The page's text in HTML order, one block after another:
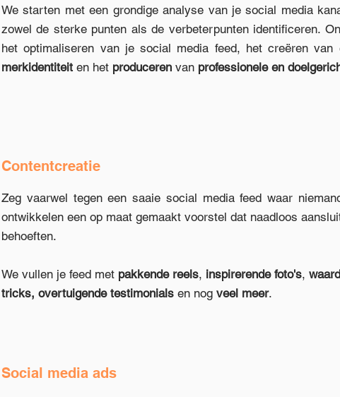
We starten met een grondige analyse van je social media
zowel de sterke punten als de verbeterpunten identificeren.
het optimaliseren van je social media feed, het creëren van
merkidentiteit en het produceren van professionele en
Contentcreatie
Zeg vaarwel tegen een saaie social media feed waar
ontwikkelen een op maat gemaakt voorstel dat naadloos
behoeften.
We vullen je feed met pakkende reels, inspirerende foto's,
tricks, overtuigende testimonials en nog veel meer.
Social media ads